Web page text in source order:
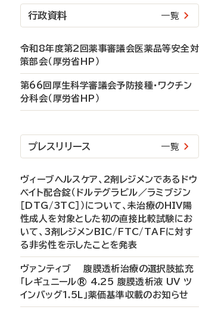
行政資料 一覧
令和8年度第2回薬事審議会医薬品等安全対
策部会（厚労省HP）
第66回厚生科学審議会予防接種・ワクチン
分科会（厚労省HP）
プレスリリース 一覧
ヴィーブヘルスケア、2剤レジメンであるドウ
ベイト配合錠（ドルテグラビル／ラミブジン
［DTG/3TC］）について、未治療のHIV陽
性成人を対象とした初の直接比較試験にお
いて、3剤レジメンBIC/FTC/TAFに対す
る非劣性を示したことを発表
ヴァンティブ 腹膜透析治療の選択肢拡充
「レギュニール® 4.25 腹膜透析液 UV ツ
インバッグ1.5L」薬価基準収載のお知らせ